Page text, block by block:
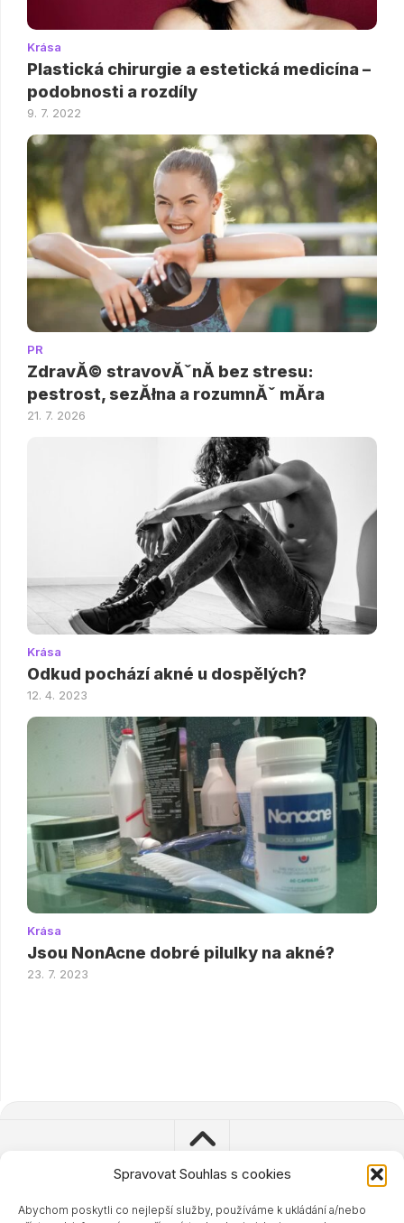
Spravovat Souhlas s cookies
Abychom poskytli co nejlepší služby, používáme k ukládání a/nebo
Krása
Plastická chirurgie a estetická medicína –
podobnosti a rozdíly
9. 7. 2022
PR
ZdravĂ© stravovĂˇnĂ­ bez stresu:
pestrost, sezĂłna a rozumnĂˇ mĂ­ra
21. 7. 2026
Krása
Odkud pochází akné u dospělých?
12. 4. 2023
Krása
Jsou NonAcne dobré pilulky na akné?
23. 7. 2023